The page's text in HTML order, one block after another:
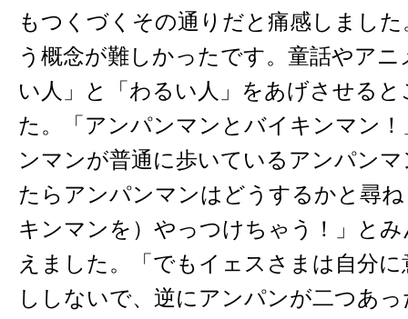
もつくづくその通りだと痛感しまし
う概念が難しかったです。童話やア
い人」と「わるい人」をあげさせる
た。「アンパンマンとバイキンマン
ンマンが普通に歩いているアンパン
たらアンパンマンはどうするかと尋
キンマンを）やっつけちゃう！」と
えました。「でもイェスさまは自分
ししないで、逆にアンパンが二つあ